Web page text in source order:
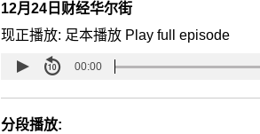
12月24日财经华尔街
现正播放: 足本播放 Play full episode
00:00
分段播放: